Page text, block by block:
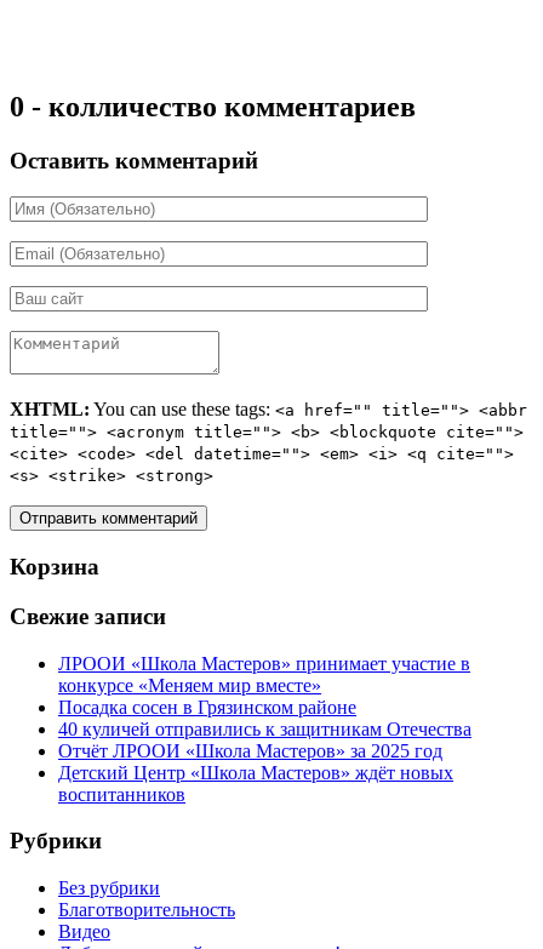
0 - колличество комментариев
Оставить комментарий
XHTML: You can use these tags: <a href="" title=""> <abbr
title=""> <acronym title=""> <b> <blockquote cite="">
<cite> <code> <del datetime=""> <em> <i> <q cite="">
<s> <strike> <strong>
Корзина
Свежие записи
ЛРООИ «Школа Мастеров» принимает участие в
конкурсе «Меняем мир вместе»
Посадка сосен в Грязинском районе
40 куличей отправились к защитникам Отечества
Отчёт ЛРООИ «Школа Мастеров» за 2025 год
Детский Центр «Школа Мастеров» ждёт новых
воспитанников
Рубрики
Без рубрики
Благотворительность
Видео